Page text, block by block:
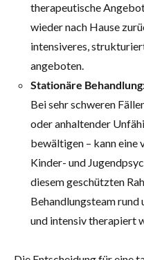
therapeutische
wieder nach Hause
intensiveres,
angeboten.
Stationäre
Bei sehr schweren
oder anhaltender
bewältigen – kann eine
Kinder- und
diesem geschützten
Behandlungsteam
und intensiv therapiert